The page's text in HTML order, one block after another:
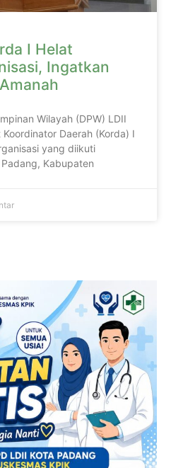
I Helat
Ingatkan
Wilayah (DPW) LDII
Daerah (Korda) I
yang diikuti
Kabupaten